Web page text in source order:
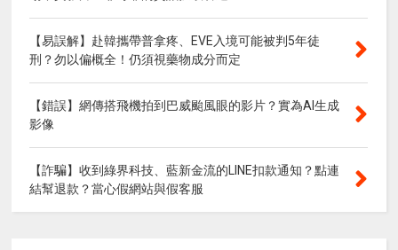
【易誤解】赴韓攜帶普拿疼、EVE入境可能被判5年徒
刑？勿以偏概全！仍須視藥物成分而定
【錯誤】網傳搭飛機拍到巴威颱風眼的影片？實為AI生成
影像
【詐騙】收到綠界科技、藍新金流的LINE扣款通知？點連
結幫退款？當心假網站與假客服